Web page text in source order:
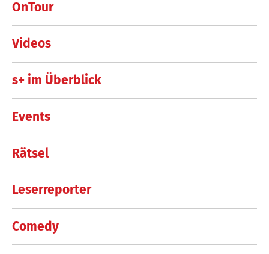
OnTour
Videos
s+ im Überblick
Events
Rätsel
Leserreporter
Comedy